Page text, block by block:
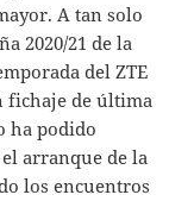
A tan solo
2020/21 de la
del ZTE
fichaje de última
ha podido
arranque de la
los encuentros